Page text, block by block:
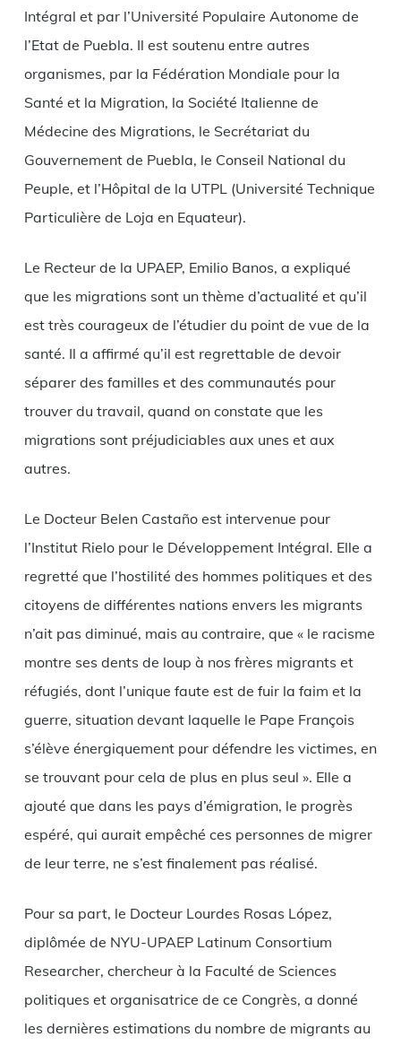
Intégral et par l’Université Populaire Autonome de
l’Etat de Puebla. Il est soutenu entre autres
organismes, par la Fédération Mondiale pour la
Santé et la Migration, la Société Italienne de
Médecine des Migrations, le Secrétariat du
Gouvernement de Puebla, le Conseil National du
Peuple, et l’Hôpital de la UTPL (Université Technique
Particulière de Loja en Equateur).
Le Recteur de la UPAEP, Emilio Banos, a expliqué
que les migrations sont un thème d’actualité et qu’il
est très courageux de l’étudier du point de vue de la
santé. Il a affirmé qu’il est regrettable de devoir
séparer des familles et des communautés pour
trouver du travail, quand on constate que les
migrations sont préjudiciables aux unes et aux
autres.
Le Docteur Belen Castaño est intervenue pour
l’Institut Rielo pour le Développement Intégral. Elle a
regretté que l’hostilité des hommes politiques et des
citoyens de différentes nations envers les migrants
n’ait pas diminué, mais au contraire, que « le racisme
montre ses dents de loup à nos frères migrants et
réfugiés, dont l’unique faute est de fuir la faim et la
guerre, situation devant laquelle le Pape François
s’élève énergiquement pour défendre les victimes, en
se trouvant pour cela de plus en plus seul ». Elle a
ajouté que dans les pays d’émigration, le progrès
espéré, qui aurait empêché ces personnes de migrer
de leur terre, ne s’est finalement pas réalisé.
Pour sa part, le Docteur Lourdes Rosas López,
diplômée de NYU-UPAEP Latinum Consortium
Researcher, chercheur à la Faculté de Sciences
politiques et organisatrice de ce Congrès, a donné
les dernières estimations du nombre de migrants au